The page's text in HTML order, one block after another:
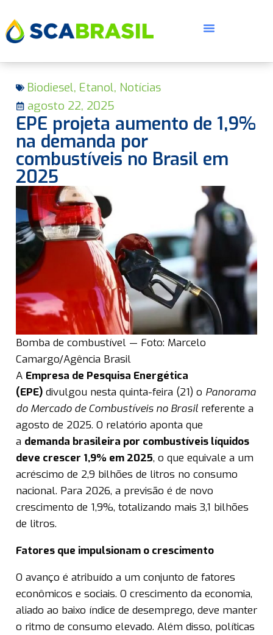
Biodiesel, Etanol, Notícias
agosto 22, 2025
EPE projeta aumento de 1,9%
na demanda por
combustíveis no Brasil em
2025
Bomba de combustível — Foto: Marcelo
Camargo/Agência Brasil
A Empresa de Pesquisa Energética
(EPE) divulgou nesta quinta-feira (21) o Panorama
do Mercado de Combustíveis no Brasil referente a
agosto de 2025. O relatório aponta que
a demanda brasileira por combustíveis líquidos
deve crescer 1,9% em 2025, o que equivale a um
acréscimo de 2,9 bilhões de litros no consumo
nacional. Para 2026, a previsão é de novo
crescimento de 1,9%, totalizando mais 3,1 bilhões
de litros.
Fatores que impulsionam o crescimento
O avanço é atribuído a um conjunto de fatores
econômicos e sociais. O crescimento da economia,
aliado ao baixo índice de desemprego, deve manter
o ritmo de consumo elevado. Além disso, políticas